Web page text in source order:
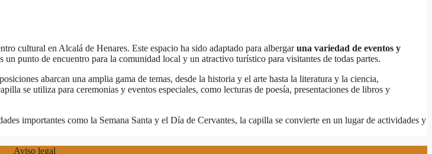
cultural en Alcalá de Henares. Este espacio ha sido adaptado para albergaruna variedad de eventos y
un punto de encuentro para la comunidad local y un atractivo turístico para visitantes de todas partes.
abarcan una amplia gama de temas, desde la historia y el arte hasta la literatura y la ciencia,
se utiliza para ceremonias y eventos especiales, como lecturas de poesía, presentaciones de libros y
importantes como la Semana Santa y el Día de Cervantes, la capilla se convierte en un lugar de actividades y
Aviso legal